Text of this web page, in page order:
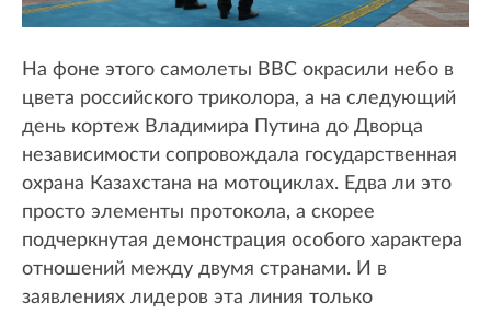
На фоне этого самолеты ВВС окрасили небо в
цвета российского триколора, а на следующий
день кортеж Владимира Путина до Дворца
независимости сопровождала государственная
охрана Казахстана на мотоциклах. Едва ли это
просто элементы протокола, а скорее
подчеркнутая демонстрация особого характера
отношений между двумя странами. И в
заявлениях лидеров эта линия только